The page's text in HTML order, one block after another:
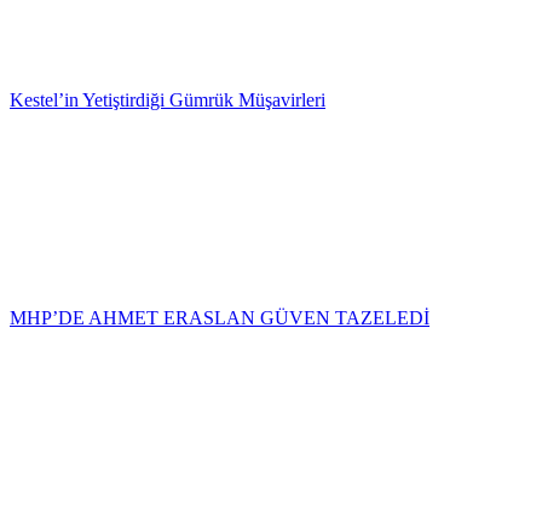
Kestel’in Yetiştirdiği Gümrük Müşavirleri
MHP’DE AHMET ERASLAN GÜVEN TAZELEDİ